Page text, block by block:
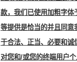
款，我们已使用加粗字体
等提供是恰当的并且同意
于合法、正当、必要和诚
对您和/或您的终端用户